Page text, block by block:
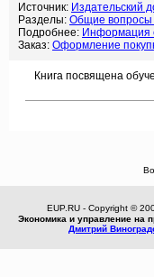
Источник: Издательский
Разделы: Общие вопросы
Подробнее: Информация
Заказ: Оформление
Книга посвящена
EUP.RU - Copyright ©
Экономика и управление на
Дмитрий